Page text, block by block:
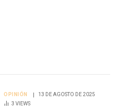
OPINIÓN
13 DE AGOSTO DE 2025
3VIEWS